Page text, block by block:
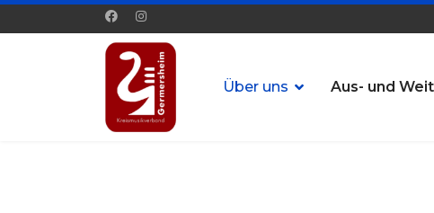
Über uns Aus- und